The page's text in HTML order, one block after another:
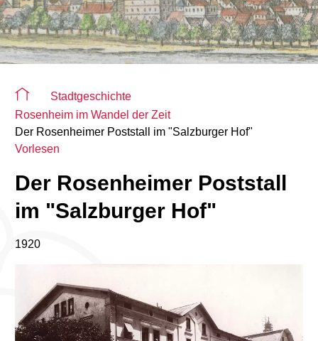
Sie befinden sich auf der Seite "Detailseite"
Stadtgeschichte
Rosenheim im Wandel der Zeit
Der Rosenheimer Poststall im "Salzburger Hof"
Vorlesen
Der Rosenheimer Poststall
im "Salzburger Hof"
1920